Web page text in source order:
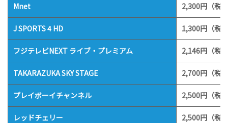
Mnet 2,300円（税
J SPORTS 4 HD 1,300円（税
フジテレビNEXT ライブ・プレミアム 2,146円（税
TAKARAZUKA SKY STAGE 2,700円（税
プレイボーイチャンネル 2,500円（税
レッドチェリー 2,500円（税